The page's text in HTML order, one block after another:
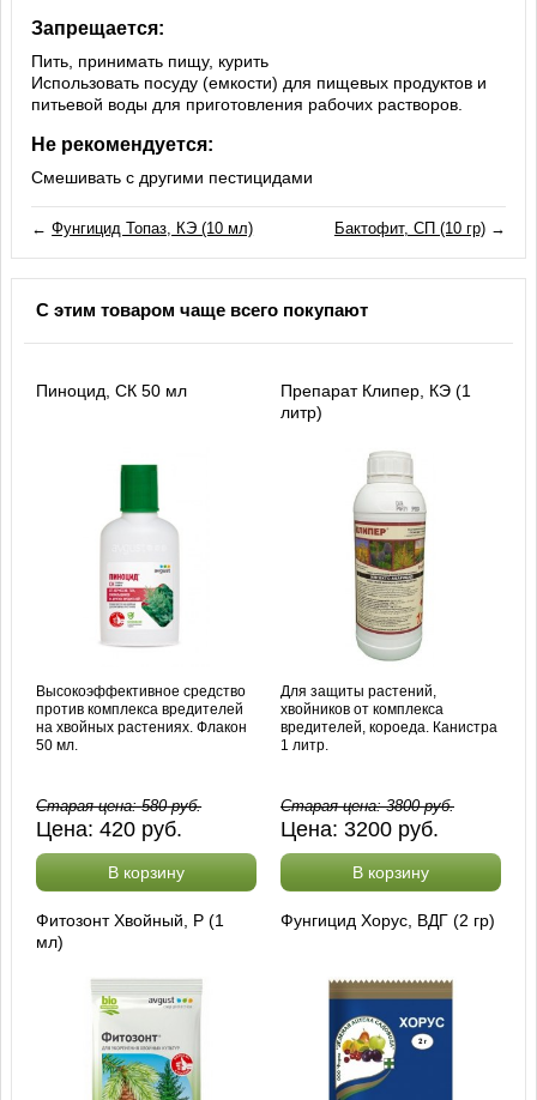
Запрещается:
Пить, принимать пищу, курить
Использовать посуду (емкости) для пищевых продуктов и
питьевой воды для приготовления рабочих растворов.
Не рекомендуется:
Смешивать с другими пестицидами
←Фунгицид Топаз, КЭ (10 мл) Бактофит, СП (10 гр)→
С этим товаром чаще всего покупают
Пиноцид, СК 50 мл
Высокоэффективное средство
против комплекса вредителей
на хвойных растениях. Флакон
50 мл.
Старая цена:580руб.
Цена:420 руб.
В корзину
Препарат Клипер, КЭ (1
литр)
Для защиты растений,
хвойников от комплекса
вредителей, короеда. Канистра
1 литр.
Старая цена:3800руб.
Цена: 3200 руб.
В корзину
Фитозонт Хвойный, Р (1
мл)
Фунгицид Хорус, ВДГ (2 гр)